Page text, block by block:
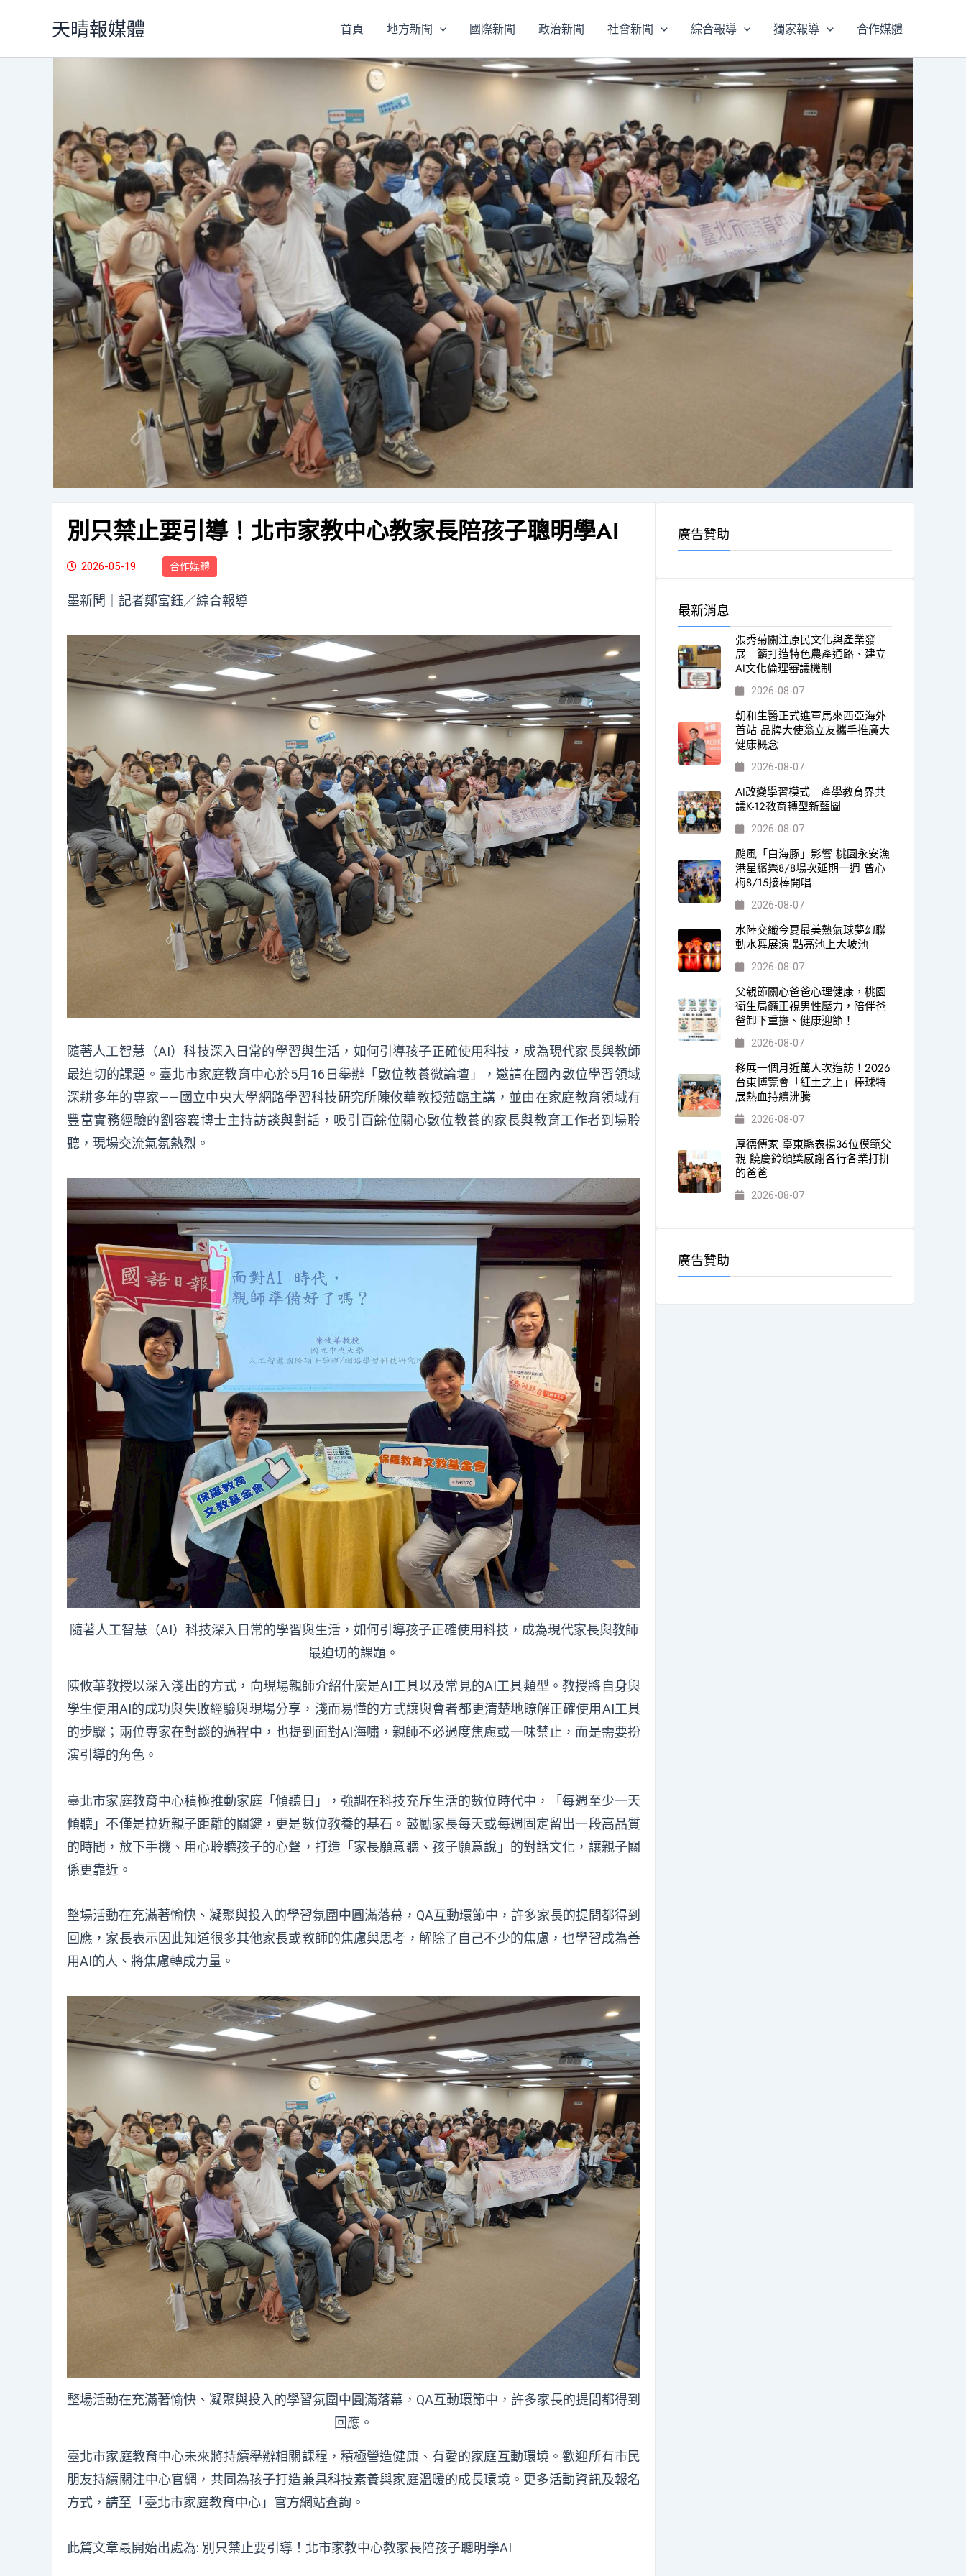
天晴報媒體 首頁 地方新聞 國際新聞 政治新聞 社會新聞 綜合報導 獨家報導 合作媒體
別只禁止要引導！北市家教中心教家長陪孩子聰明學AI
2026-05-19 合作媒體
墨新聞 ｜記者鄭富鈺／綜合報導
隨著人工智慧（AI）科技深入日常的學習與生活，如何引導孩子正確使用科技，成為現代家長與教師
最迫切的課題。臺北市家庭教育中心於5月16日舉辦「數位教養微論壇」，邀請在國內數位學習領域
深耕多年的專家——國立中央大學網路學習科技研究所陳攸華教授蒞臨主講，並由在家庭教育領域有
豐富實務經驗的劉容襄博士主持訪談與對話，吸引百餘位關心數位教養的家長與教育工作者到場聆
聽，現場交流氣氛熱烈。
隨著人工智慧（AI）科技深入日常的學習與生活，如何引導孩子正確使用科技，成為現代家長與教師
最迫切的課題。
陳攸華教授以深入淺出的方式，向現場親師介紹什麼是AI工具以及常見的AI工具類型。教授將自身與
學生使用AI的成功與失敗經驗與現場分享，淺而易懂的方式讓與會者都更清楚地瞭解正確使用AI工具
的步驟；兩位專家在對談的過程中，也提到面對AI海嘯，親師不必過度焦慮或一味禁止，而是需要扮
演引導的角色。
臺北市家庭教育中心積極推動家庭「傾聽日」，強調在科技充斥生活的數位時代中，「每週至少一天
傾聽」不僅是拉近親子距離的關鍵，更是數位教養的基石。鼓勵家長每天或每週固定留出一段高品質
的時間，放下手機、用心聆聽孩子的心聲，打造「家長願意聽、孩子願意說」的對話文化，讓親子關
係更靠近。
整場活動在充滿著愉快、凝聚與投入的學習氛圍中圓滿落幕，QA互動環節中，許多家長的提問都得到
回應，家長表示因此知道很多其他家長或教師的焦慮與思考，解除了自己不少的焦慮，也學習成為善
用AI的人、將焦慮轉成力量。
整場活動在充滿著愉快、凝聚與投入的學習氛圍中圓滿落幕，QA互動環節中，許多家長的提問都得到
回應。
臺北市家庭教育中心未來將持續舉辦相關課程，積極營造健康、有愛的家庭互動環境。歡迎所有市民
朋友持續關注中心官網，共同為孩子打造兼具科技素養與家庭溫暖的成長環境。更多活動資訊及報名
方式，請至「臺北市家庭教育中心 」官方網站查詢。
此篇文章最開始出處為: 別只禁止要引導！北市家教中心教家長陪孩子聰明學AI
廣告贊助
最新消息
張秀菊關注原民文化與產業發
展 籲打造特色農產通路、建立
AI文化倫理審議機制
2026-08-07
朝和生醫正式進軍馬來西亞海外
首站 品牌大使翁立友攜手推廣大
健康概念
2026-08-07
AI改變學習模式 產學教育界共
議K-12教育轉型新藍圖
2026-08-07
颱風「白海豚」影響 桃園永安漁
港星繽樂8/8場次延期一週 曾心
梅8/15接棒開唱
2026-08-07
水陸交織今夏最美熱氣球夢幻聯
動水舞展演 點亮池上大坡池
2026-08-07
父親節關心爸爸心理健康，桃園
衛生局籲正視男性壓力，陪伴爸
爸卸下重擔、健康迎節！
2026-08-07
移展一個月近萬人次造訪！2026
台東博覽會「紅土之上」棒球特
展熱血持續沸騰
2026-08-07
厚德傳家 臺東縣表揚36位模範父
親 饒慶鈴頒獎感謝各行各業打拼
的爸爸
2026-08-07
廣告贊助